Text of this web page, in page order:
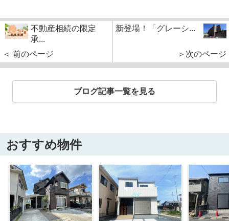
不動産相続の限定
承...
＜ 前のページ
新登場！「グレーシ...
＞次のページ
ブログ記事一覧を見る
おすすめ物件